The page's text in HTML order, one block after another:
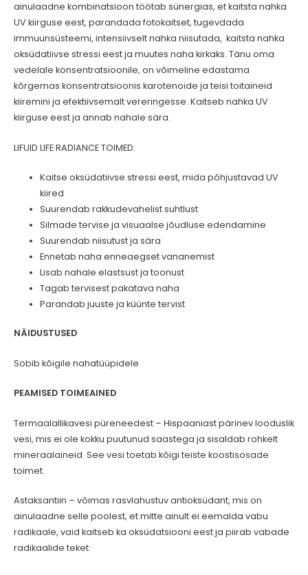
ainulaadne kombinatsioon töötab sünergias, et kaitsta nahka
UV kiirguse eest, parandada fotokaitset, tugevdada
immuunsüsteemi, intensiivselt nahka niisutada, kaitsta nahka
oksüdatiivse stressi eest ja muutes naha kirkaks. Tänu oma
vedelale konsentratsioonile, on võimeline edastama
kõrgemas konsentratsioonis karotenoide ja teisi toitaineid
kiiremini ja efektiivsemalt vereringesse. Kaitseb nahka UV
kiirguse eest ja annab nahale sära.
LIFUID LIFE RADIANCE TOIMED:
Kaitse oksüdatiivse stressi eest, mida põhjustavad UV
kiired
Suurendab rakkudevahelist suhtlust
Silmade tervise ja visuaalse jõudluse edendamine
Suurendab niisutust ja sära
Ennetab naha enneaegset vananemist
Lisab nahale elastsust ja toonust
Tagab tervisest pakatava naha
Parandab juuste ja küünte tervist
NÄIDUSTUSED
Sobib kõigile nahatüüpidele
PEAMISED TOIMEAINED
Termaalallikavesi püreneedest – Hispaaniast pärinev looduslik
vesi, mis ei ole kokku puutunud saastega ja sisaldab rohkelt
mineraalaineid. See vesi toetab kõigi teiste koostisosade
toimet.
Astaksantiin – võimas rasvlahustuv antioksüdant, mis on
ainulaadne selle poolest, et mitte ainult ei eemalda vabu
radikaale, vaid kaitseb ka oksüdatsiooni eest ja piirab vabade
radikaalide teket.